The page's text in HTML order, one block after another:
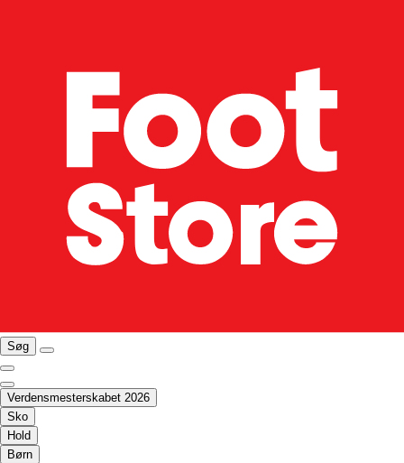
Søg
Verdensmesterskabet 2026
Sko
Hold
Børn